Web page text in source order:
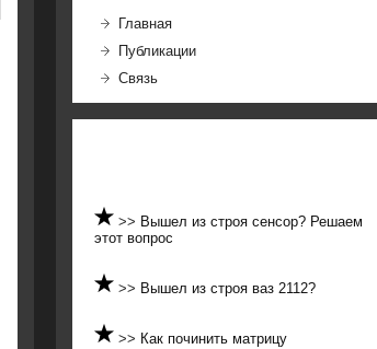
Главная
Публикации
Связь
>> Вышел из строя сенсор? Решаем
этот вопрос
>> Вышел из строя ваз 2112?
>> Как починить матрицу